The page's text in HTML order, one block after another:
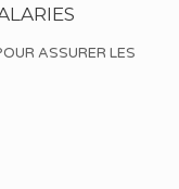
ASSURER LES